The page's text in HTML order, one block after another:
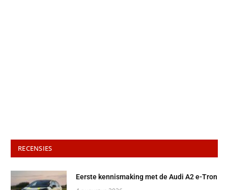
RECENSIES
Eerste kennismaking met de Audi A2 e-Tron